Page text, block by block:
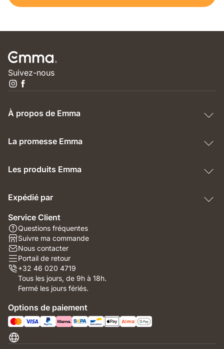
Suivez-nous
À propos de Emma
La promesse Emma
Les produits Emma
Expédié par
Service Client
Questions fréquentes
Suivre ma commande
Nous contacter
Portail de retour
+32 46 020 4719
Tous les jours, de 9h à 18h.
Fermé les jours fériés.
Options de paiement